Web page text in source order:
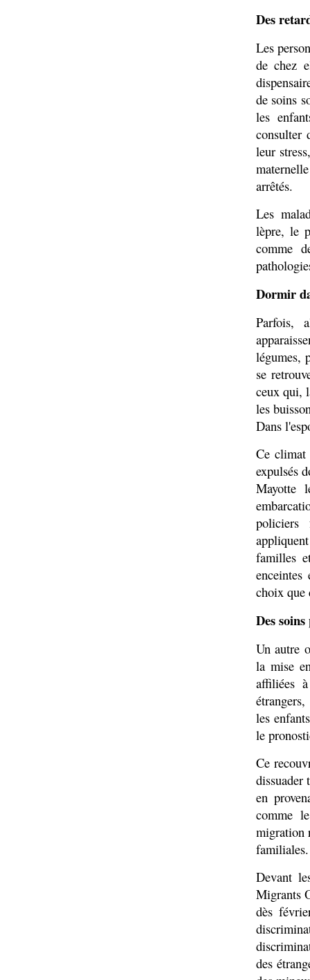
Des
Les
de chez
de soins
les
consulter
leur
arrêtés.
Les
lèpre, le
comme
Dormir
Parfois,
légumes,
se
ceux qui,
les
Dans
Ce climat
expulsés
Mayotte
policiers
familles
choix que
Des
Un autre
la mise
affiliées
les
le
Ce
dissuader
en
comme
migration
familiales.
Devant
Migrants
dès
des